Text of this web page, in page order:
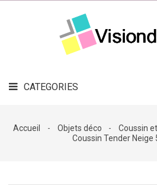
CATEGORIES
LE
MAG
DÉCO

DÉCO
Accueil Objets déco Coussin
Coussin Tender Neige